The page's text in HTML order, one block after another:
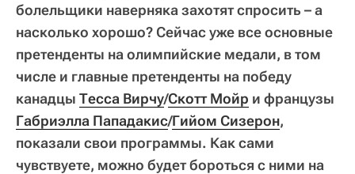
болельщики наверняка захотят спросить – а
насколько хорошо? Сейчас уже все основные
претенденты на олимпийские медали, в том
числе и главные претенденты на победу
канадцы Тесса Вирчу/Скотт Мойр и французы
Габриэлла Пападакис/Гийом Сизерон,
показали свои программы. Как сами
чувствуете, можно будет бороться с ними на